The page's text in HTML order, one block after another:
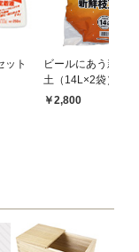
ット
ビールにあう新鮮
土（14L×2袋）
￥2,800